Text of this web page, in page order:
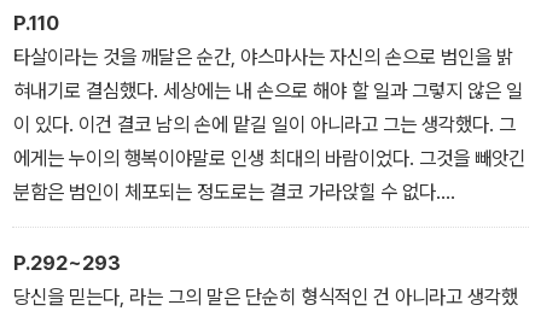
그때였다.
현관 차임벨이 울렸다.
_ 제1장 5
P.110
타살이라는 것을 깨달은 순간, 야스마사는 자신의 손으로 범인을 밝
혀내기로 결심했다. 세상에는 내 손으로 해야 할 일과 그렇지 않은 일
이 있다. 이건 결코 남의 손에 맡길 일이 아니라고 그는 생각했다. 그
에게는 누이의 행복이야말로 인생 최대의 바람이었다. 그것을 빼앗긴
분함은 범인이 체포되는 정도로는 결코 가라앉힐 수 없다.
_ 제3장 1
P.292~293
당신을 믿는다, 라는 그의 말은 단순히 형식적인 건 아니라고 생각했